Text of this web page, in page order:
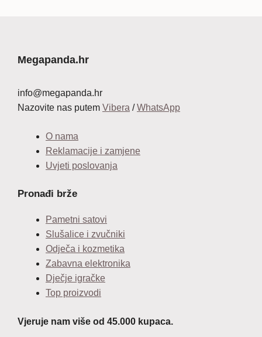
Megapanda.hr
info@megapanda.hr
Nazovite nas putem Vibera /WhatsApp
O nama
Reklamacije i zamjene
Uvjeti poslovanja
Pronađi brže
Pametni satovi
Slušalice i zvučniki
Odječa i kozmetika
Zabavna elektronika
Dječje igračke
Top proizvodi
Vjeruje nam više od 45.000 kupaca.